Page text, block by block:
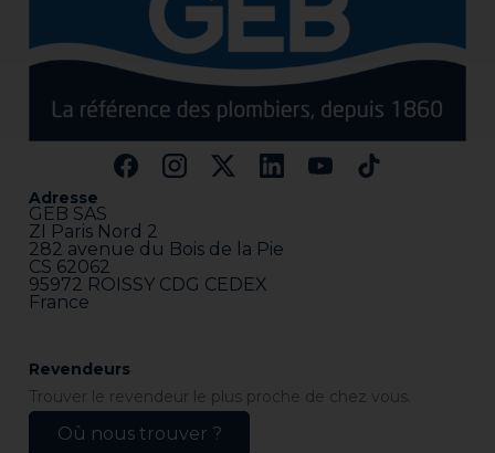
Adresse
GEB SAS
ZI Paris Nord 2
282 avenue du Bois de la Pie
CS 62062
95972 ROISSY CDG CEDEX
France
Revendeurs
Trouver le revendeur le plus proche de chez vous.
Où nous trouver ?